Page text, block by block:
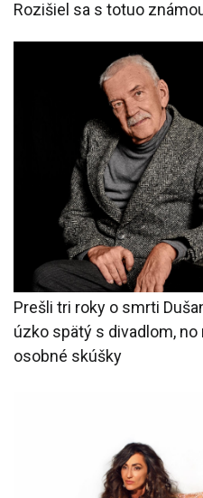
Rozišiel sa s totuo
Prešli tri roky o smrti
úzko spätý s divadlom,
osobné skúšky